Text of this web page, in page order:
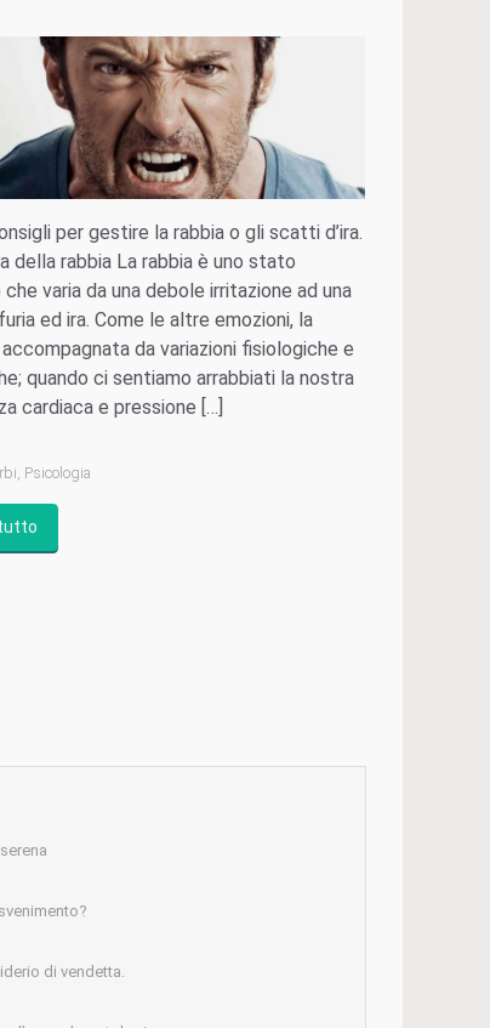
per gestire la rabbia o gli scatti d’ira.
della rabbia La rabbia è uno stato
varia da una debole irritazione ad una
ed ira. Come le altre emozioni, la
da variazioni fisiologiche e
quando ci sentiamo arrabbiati la nostra
cardiaca e pressione […]
, Psicologia
di vendetta.